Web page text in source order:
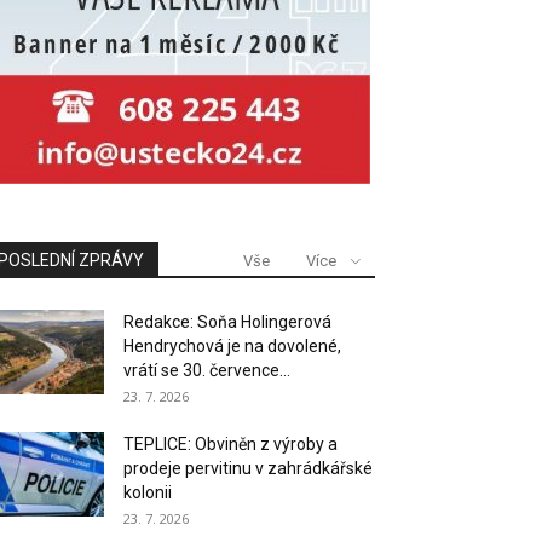
ZPRÁVY Vše Více
Redakce: Soňa Holingerová
Hendrychová je na dovolené,
vrátí se 30. července...
23. 7. 2026
TEPLICE: Obviněn z výroby a
prodeje pervitinu v zahrádkářské
kolonii
23. 7. 2026